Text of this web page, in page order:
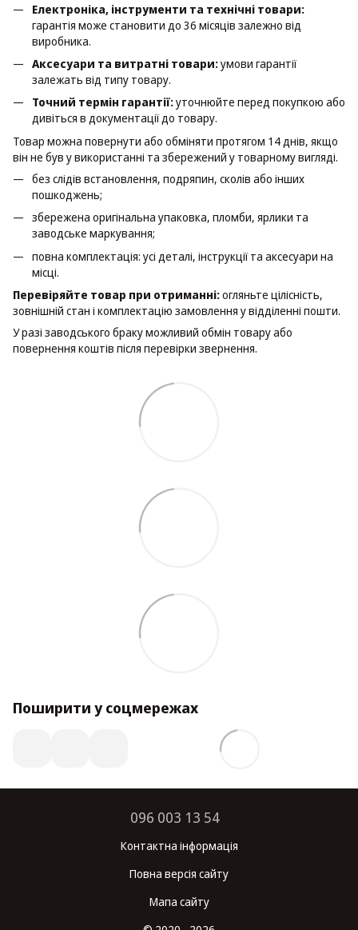
Електроніка, інструменти та технічні товари:
гарантія може становити до 36 місяців залежно від
виробника.
Аксесуари та витратні товари:умови гарантії
залежать від типу товару.
Точний термін гарантії:уточнюйте перед покупкою або
дивіться в документації до товару.
Товар можна повернути або обміняти протягом 14 днів, якщо
він не був у використанні та збережений у товарному вигляді.
без слідів встановлення, подряпин, сколів або інших
пошкоджень;
збережена оригінальна упаковка, пломби, ярлики та
заводське маркування;
повна комплектація: усі деталі, інструкції та аксесуари на
місці.
Перевіряйте товар при отриманні:огляньте цілісність,
зовнішній стан і комплектацію замовлення у відділенні пошти.
У разі заводського браку можливий обмін товару або
повернення коштів після перевірки звернення.
Поширити у соцмережах
096 003 13 54
Контактна інформація
Повна версія сайту
Мапа сайту